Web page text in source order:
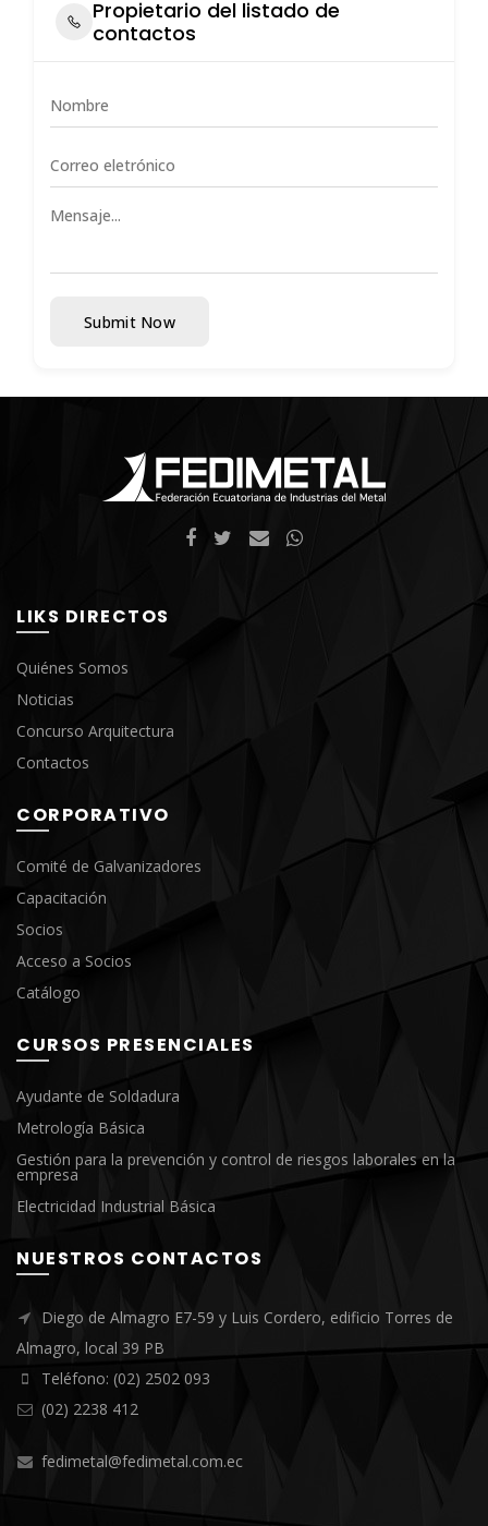
Propietario del listado de
contactos
Submit Now
LIKS DIRECTOS
Quiénes Somos
Noticias
Concurso Arquitectura
Contactos
CORPORATIVO
Comité de Galvanizadores
Capacitación
Socios
Acceso a Socios
Catálogo
CURSOS PRESENCIALES
Ayudante de Soldadura
Metrología Básica
Gestión para la prevención y control de riesgos laborales en la
empresa
Electricidad Industrial Básica
NUESTROS CONTACTOS
Diego de Almagro E7-59 y Luis Cordero, edificio Torres de
Almagro, local 39 PB
Teléfono: (02) 2502 093
(02) 2238 412
fedimetal@fedimetal.com.ec